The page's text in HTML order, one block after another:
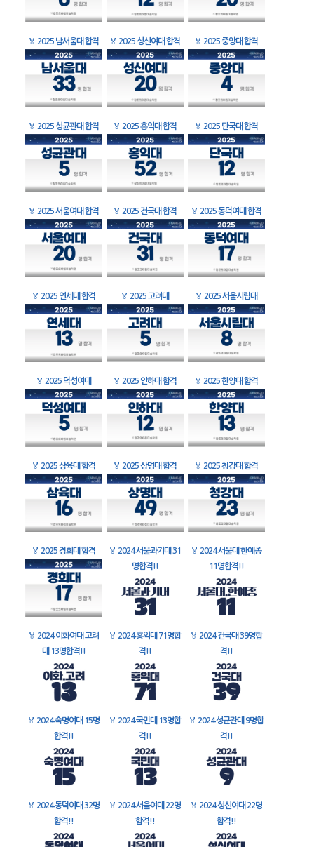
🏅 2025 남서울대 합격 🏅 2025 성신여대 합격 🏅 2025 중앙대 합격
🏅 2025 성균관대 합격 🏅 2025 홍익대 합격 🏅 2025 단국대 합격
🏅 2025 서울여대 합격 🏅 2025 건국대 합격 🏅 2025 동덕여대 합격
🏅 2025 연세대 합격 🏅 2025 고려대 🏅 2025 서울시립대
🏅 2025 덕성여대 🏅 2025 인하대 합격 🏅 2025 한양대 합격
🏅 2025 삼육대 합격 🏅 2025 상명대 합격 🏅 2025 청강대 합격
🏅 2025 경희대 합격 🏅 2024 서울과기대 31
명합격!!
🏅 2024 서울대 한예종
11명합격!!
🏅 2024 이화여대 고려
대 13명합격!!
🏅 2024 홍익대 71명합
격!!
🏅 2024 건국대 39명합
격!!
🏅 2024 숙명여대 15명
합격!!
🏅 2024 국민대 13명합
격!!
🏅 2024 성균관대 9명합
격!!
🏅 2024 동덕여대 32명
합격!!
🏅 2024 서울여대 22명
합격!!
🏅 2024 성신여대 22명
합격!!